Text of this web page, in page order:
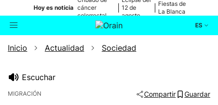
Hoy es noticia cáncer
colorrectal
12 de
agosto
Fiestas de
La Blanca
ES
Buscador Actualidad
Inicio Actualidad Sociedad
Escuchar
MIGRACIÓN Compartir Guardar